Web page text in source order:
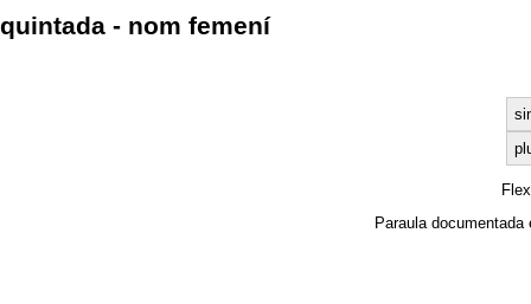
quintada - nom femení
Paraula